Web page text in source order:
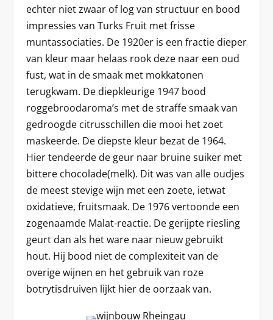
echter niet zwaar of log van structuur en bood
impressies van Turks Fruit met frisse
muntassociaties. De 1920er is een fractie dieper
van kleur maar helaas rook deze naar een oud
fust, wat in de smaak met mokkatonen
terugkwam. De diepkleurige 1947 bood
roggebroodaroma’s met de straffe smaak van
gedroogde citrusschillen die mooi het zoet
maskeerde. De diepste kleur bezat de 1964.
Hier tendeerde de geur naar bruine suiker met
bittere chocolade(melk). Dit was van alle oudjes
de meest stevige wijn met een zoete, ietwat
oxidatieve, fruitsmaak. De 1976 vertoonde een
zogenaamde Malat-reactie. De gerijpte riesling
geurt dan als het ware naar nieuw gebruikt
hout. Hij bood niet de complexiteit van de
overige wijnen en het gebruik van roze
botrytisdruiven lijkt hier de oorzaak van.